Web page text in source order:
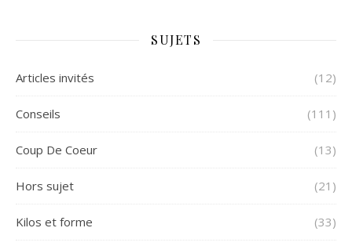
SUJETS
Articles invités (12)
Conseils (111)
Coup De Coeur (13)
Hors sujet (21)
Kilos et forme (33)